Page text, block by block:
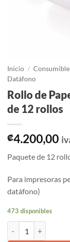
Inicio /
Datáfono
Rollo de
de 12 rollos
₡4.200,00
Paquete de 12
Para impresoras
datáfono)
473 disponibles